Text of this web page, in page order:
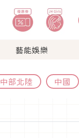
藝能娛樂
中部北陸 中國